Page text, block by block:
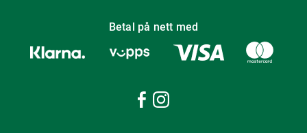
Betal på nett med